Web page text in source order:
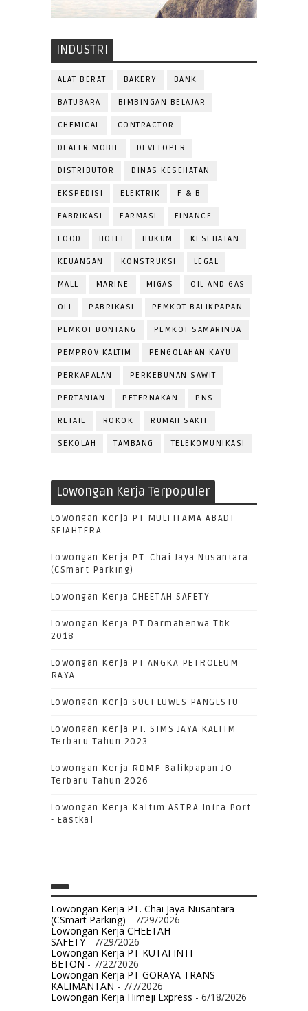
INDUSTRI
ALAT BERAT BAKERY BANK
BATUBARA BIMBINGAN BELAJAR
CHEMICAL CONTRACTOR
DEALER MOBIL DEVELOPER
DISTRIBUTOR DINAS KESEHATAN
EKSPEDISI ELEKTRIK F & B
FABRIKASI FARMASI FINANCE
FOOD HOTEL HUKUM KESEHATAN
KEUANGAN KONSTRUKSI LEGAL
MALL MARINE MIGAS OIL AND GAS
OLI PABRIKASI PEMKOT BALIKPAPAN
PEMKOT BONTANG PEMKOT SAMARINDA
PEMPROV KALTIM PENGOLAHAN KAYU
PERKAPALAN PERKEBUNAN SAWIT
PERTANIAN PETERNAKAN PNS
RETAIL ROKOK RUMAH SAKIT
SEKOLAH TAMBANG TELEKOMUNIKASI
Lowongan Kerja Terpopuler
Lowongan Kerja PT MULTITAMA ABADI
SEJAHTERA
Lowongan Kerja PT. Chai Jaya Nusantara
(CSmart Parking)
Lowongan Kerja CHEETAH SAFETY
Lowongan Kerja PT Darmahenwa Tbk
2018
Lowongan Kerja PT ANGKA PETROLEUM
RAYA
Lowongan Kerja SUCI LUWES PANGESTU
Lowongan Kerja PT. SIMS JAYA KALTIM
Terbaru Tahun 2023
Lowongan Kerja RDMP Balikpapan JO
Terbaru Tahun 2026
Lowongan Kerja Kaltim ASTRA Infra Port
- Eastkal
Lowongan Kerja PT. Chai Jaya Nusantara
(CSmart Parking) - 7/29/2026
Lowongan Kerja CHEETAH
SAFETY- 7/29/2026
Lowongan Kerja PT KUTAI INTI
BETON- 7/22/2026
Lowongan Kerja PT GORAYA TRANS
KALIMANTAN- 7/7/2026
Lowongan Kerja Himeji Express - 6/18/2026